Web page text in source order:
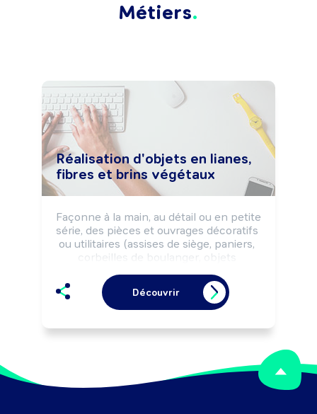
Métiers
Réalisation d'objets en lianes,
fibres et brins végétaux
Façonne à la main, au détail ou en petite
série, des pièces et ouvrages décoratifs
ou utilitaires (assises de siège, paniers,
corbeilles de boulanger, objets
brins et lianes végétaux (paille, osier,
rotin, ...).
Peut créer de nouveaux modèles,
architectures végétales décoratives ou
Peut mener des actions de formation
ou de sensibilisation à la profession.
Peut diriger une structure.
Découvrir